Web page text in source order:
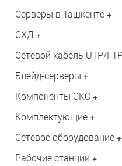
Серверы в Ташкенте +
СХД +
Сетевой кабель UTP/FTP
Блейд-серверы +
Компоненты СКС +
Комплектующие +
Сетевое оборудование +
Рабочие станции +